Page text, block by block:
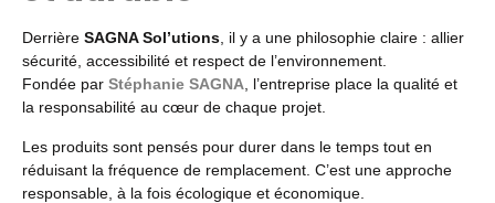
Derrière SAGNA Sol’utions, il y a une philosophie claire : allier
sécurité, accessibilité et respect de l’environnement.
Fondée par Stéphanie SAGNA, l’entreprise place la qualité et
la responsabilité au cœur de chaque projet.
Les produits sont pensés pour durer dans le temps tout en
réduisant la fréquence de remplacement. C’est une approche
responsable, à la fois écologique et économique.